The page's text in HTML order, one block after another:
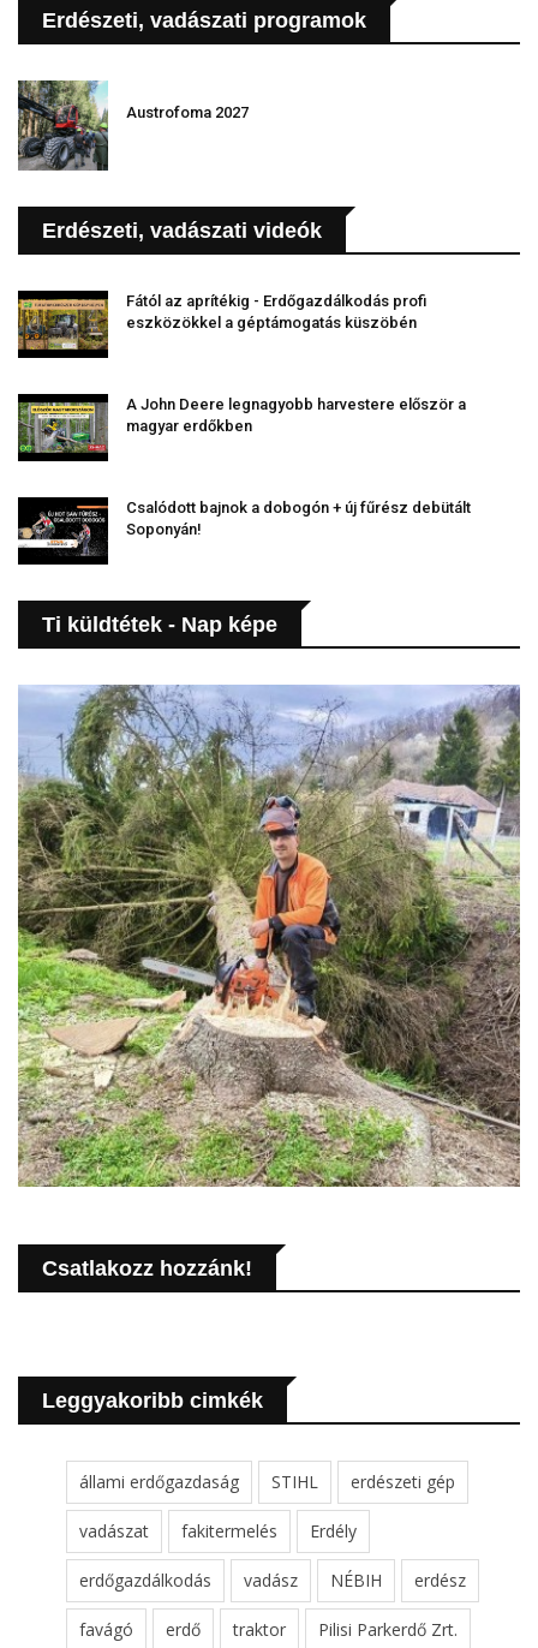
Erdészeti, vadászati programok
Austrofoma 2027
Erdészeti, vadászati videók
Fától az aprítékig - Erdőgazdálkodás profi
eszközökkel a géptámogatás küszöbén
A John Deere legnagyobb harvestere először a
magyar erdőkben
Csalódott bajnok a dobogón + új fűrész debütált
Soponyán!
Ti küldtétek - Nap képe
Csatlakozz hozzánk!
Leggyakoribb cimkék
állami erdőgazdaság STIHL erdészeti gép
vadászat fakitermelés Erdély
erdőgazdálkodás vadász NÉBIH erdész
favágó erdő traktor Pilisi Parkerdő Zrt.